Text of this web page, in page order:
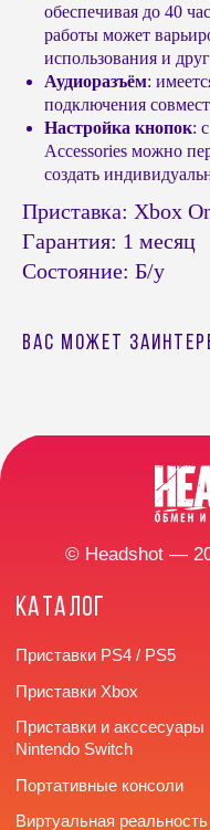
обеспечивая до 40
работы может
использования и
Аудиоразъём:
подключения
Настройка кнопок:
Accessories можно
создать
Приставка: Xbox
Гарантия: 1 месяц
Состояние: Б/у
Вас может
КОНТАКТЫ
Приставки Xbox
Nintendo Switch
Приставки PS4 / PS5
Аксессуары Xbox
Игры Nintendo Switch
Аксессуары PS4 и PS5
Портативные консоли
Виртуальная реальность
улица Труда, 166